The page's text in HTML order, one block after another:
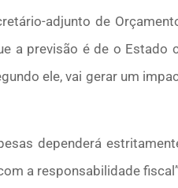
adjunto de
a previsão é de o Estado
ele, vai gerar um
dependerá
a responsabilidade